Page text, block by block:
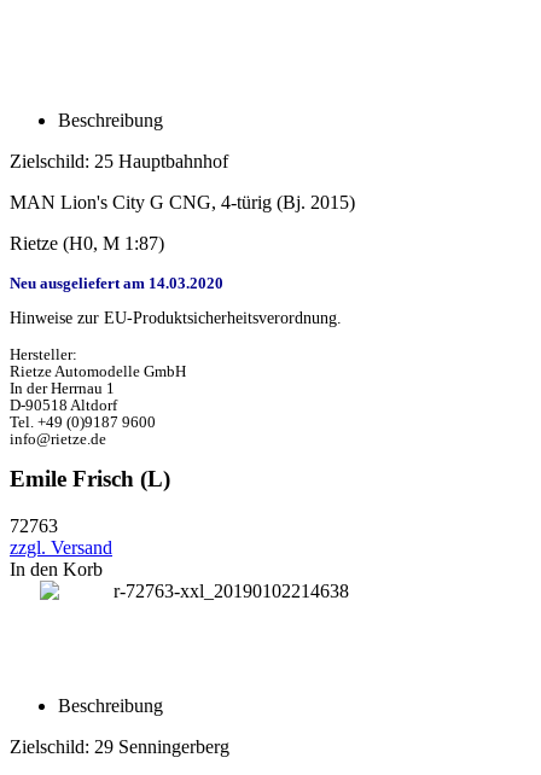
Beschreibung
Zielschild: 25 Hauptbahnhof
MAN Lion's City G CNG, 4-türig (Bj. 2015)
Rietze (H0, M 1:87)
Neu ausgeliefert am 14.03.2020
Hinweise zur EU-Produktsicherheitsverordnung.
Hersteller:
Rietze Automodelle GmbH
In der Herrnau 1
D-90518 Altdorf
Tel. +49 (0)9187 9600
info@rietze.de
Emile Frisch (L)
72763
zzgl. Versand
In den Korb
Beschreibung
Zielschild: 29 Senningerberg